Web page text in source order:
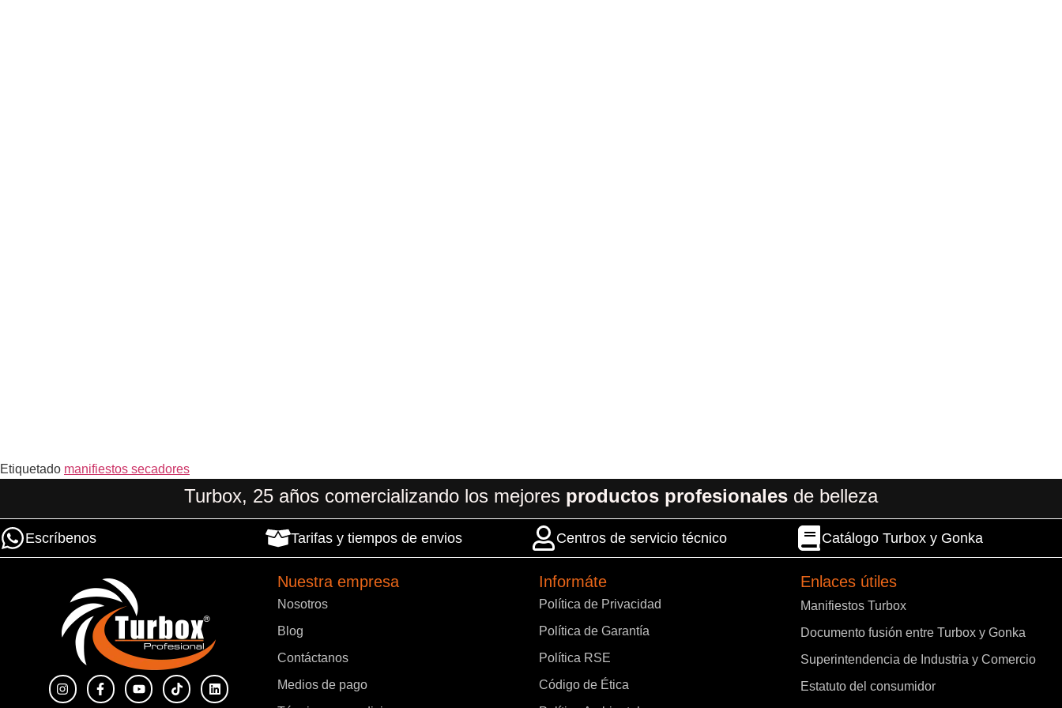
Etiquetado manifiestos secadores
Turbox, 25 años comercializando los mejores productos profesionales de belleza
Escríbenos Tarifas y tiempos de envios Centros de servicio técnico Catálogo Turbox y Gonka
Nuestra empresa
Nosotros
Blog
Contáctanos
Medios de pago
Informáte
Política de Privacidad
Política de Garantía
Política RSE
Código de Ética
Enlaces útiles
Manifiestos Turbox
Documento fusión entre Turbox y Gonka
Superintendencia de Industria y Comercio
Estatuto del consumidor